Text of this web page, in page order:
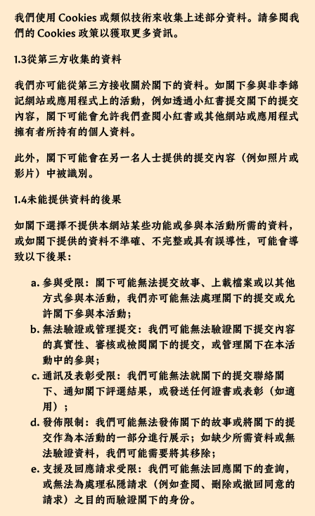
我們使用 Cookies 或類似技術來收集上述部分資料。請參閱我
們的Cookies 政策以獲取更多資訊。
1.3從第三方收集的資料
我們亦可能從第三方接收關於閣下的資料。如閣下參與非李錦
記網站或應用程式上的活動，例如透過小紅書提交閣下的提交
內容，閣下可能會允許我們查閱小紅書或其他網站或應用程式
擁有者所持有的個人資料。
此外，閣下可能會在另一名人士提供的提交內容（例如照片或
影片）中被識別。
1.4未能提供資料的後果
如閣下選擇不提供本網站某些功能或參與本活動所需的資料，
或如閣下提供的資料不準確、不完整或具有誤導性，可能會導
致以下後果：
參與受限：閣下可能無法提交故事、上載檔案或以其他
方式參與本活動，我們亦可能無法處理閣下的提交或允
許閣下參與本活動；
無法驗證或管理提交：我們可能無法驗證閣下提交內容
的真實性、審核或檢閱閣下的提交，或管理閣下在本活
動中的參與；
通訊及表彰受限：我們可能無法就閣下的提交聯絡閣
下、通知閣下評選結果，或發送任何證書或表彰（如適
用）；
發佈限制：我們可能無法發佈閣下的故事或將閣下的提
交作為本活動的一部分進行展示；如缺少所需資料或無
法驗證資料，我們可能需要將其移除；
支援及回應請求受限：我們可能無法回應閣下的查詢，
或無法為處理私隱請求（例如查閱、刪除或撤回同意的
請求）之目的而驗證閣下的身份。